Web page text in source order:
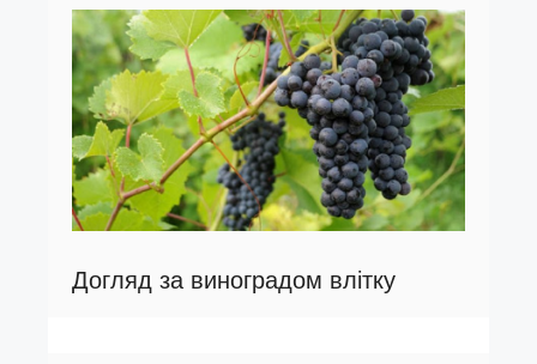
Догляд за виноградом влітку